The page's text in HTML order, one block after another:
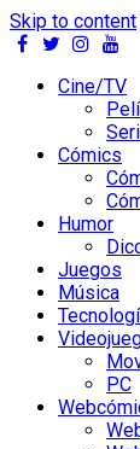
Skip to content
Cine/TV
Cómics
Humor
Juegos
Música
PC